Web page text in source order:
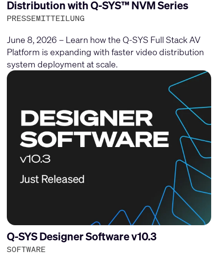
Distribution with Q-SYS™ NVM Series
PRESSEMITTEILUNG
June 8, 2026 – Learn how the Q-SYS Full Stack AV
Platform is expanding with faster video distribution
system deployment at scale.
Q-SYS Designer Software v10.3
SOFTWARE